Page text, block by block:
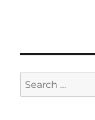
Search
for: